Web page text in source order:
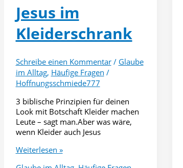
Jesus im
Kleiderschrank
Schreibe einen Kommentar / Glaube
im Alltag, Häufige Fragen /
Hoffnungsschmiede777
3 biblische Prinzipien für deinen
Look mit Botschaft Kleider machen
Leute – sagt man.Aber was wäre,
wenn Kleider auch Jesus
Jesus
Weiterlesen »